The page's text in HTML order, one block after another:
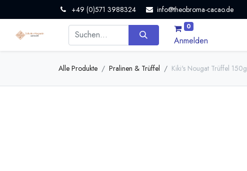
+49 (0)571 3988324 info@theobroma-cacao.de
0
Anmelden
Alle Produkte Pralinen & Trüffel Kiki's Nougat Trüffel 150g